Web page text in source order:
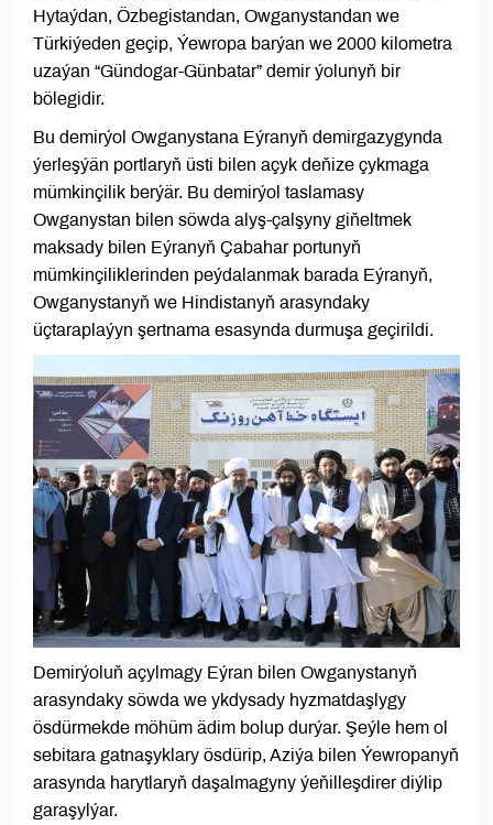
Hytaýdan, Özbegistandan, Owganystandan we
Türkiýeden geçip, Ýewropa barýan we 2000 kilometra
uzaýan “Gündogar-Günbatar” demir ýolunyň bir
bölegidir.
Bu demirýol Owganystana Eýranyň demirgazygynda
ýerleşýän portlaryň üsti bilen açyk deňize çykmaga
mümkinçilik berýär. Bu demirýol taslamasy
Owganystan bilen söwda alyş-çalşyny giňeltmek
maksady bilen Eýranyň Çabahar portunyň
mümkinçiliklerinden peýdalanmak barada Eýranyň,
Owganystanyň we Hindistanyň arasyndaky
üçtaraplaýyn şertnama esasynda durmuşa geçirildi.
Demirýoluň açylmagy Eýran bilen Owganystanyň
arasyndaky söwda we ykdysady hyzmatdaşlygy
ösdürmekde möhüm ädim bolup durýar. Şeýle hem ol
sebitara gatnaşyklary ösdürip, Aziýa bilen Ýewropanyň
arasynda harytlaryň daşalmagyny ýeňilleşdirer diýlip
garaşylýar.